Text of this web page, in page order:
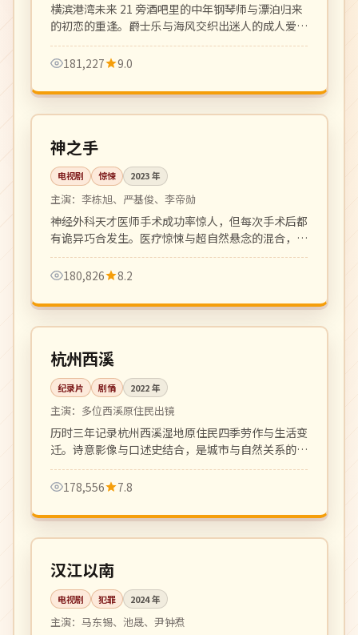
横滨港湾未来 21 旁酒吧里的中年钢琴师与漂泊归来
的初恋的重逢。爵士乐与海风交织出迷人的成人爱情
乐章。
181,227
9.0
韩国
完结 全 12 集
神之手
电视剧 惊悚 2023年
主演： 李栋旭、严基俊、李帝勋
神经外科天才医师手术成功率惊人，但每次手术后都
有诡异巧合发生。医疗惊悚与超自然悬念的混合，氛
围阴郁张力十足。
180,826
8.2
中国
4K 全 6 集
杭州西溪
纪录片 剧情 2022年
主演： 多位西溪原住民出镜
历时三年记录杭州西溪湿地原住民四季劳作与生活变
迁。诗意影像与口述史结合，是城市与自然关系的纪
录片佳作。
178,556
7.8
韩国
热播 更新至 8 集
汉江以南
电视剧 犯罪 2024年
主演： 马东锡、池晟、尹钟焄